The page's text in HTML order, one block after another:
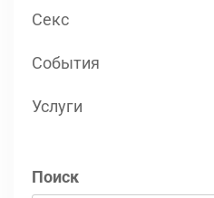
Секс
События
Услуги
Поиск